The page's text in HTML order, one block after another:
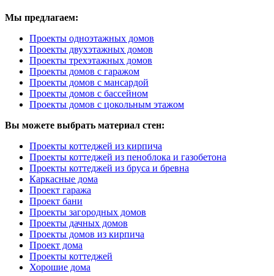
Мы предлагаем:
Проекты одноэтажных домов
Проекты двухэтажных домов
Проекты трехэтажных домов
Проекты домов с гаражом
Проекты домов с мансардой
Проекты домов с бассейном
Проекты домов с цокольным этажом
Вы можете выбрать материал стен:
Проекты коттеджей из кирпича
Проекты коттеджей из пеноблока и газобетона
Проекты коттеджей из бруса и бревна
Каркасные дома
Проект гаража
Проект бани
Проекты загородных домов
Проекты дачных домов
Проекты домов из кирпича
Проект дома
Проекты коттеджей
Хорошие дома